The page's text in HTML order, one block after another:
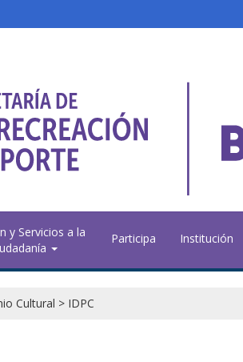
y Servicios a la
Participa Institución
Cultural > IDPC